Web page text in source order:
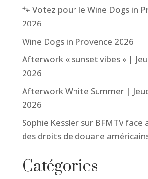
🐾 Votez pour le Wine Dogs in
2026
Wine Dogs in Provence 2026
Afterwork « sunset vibes » |
2026
Afterwork White Summer |
2026
Sophie Kessler sur BFMTV face
des droits de douane
Catégories